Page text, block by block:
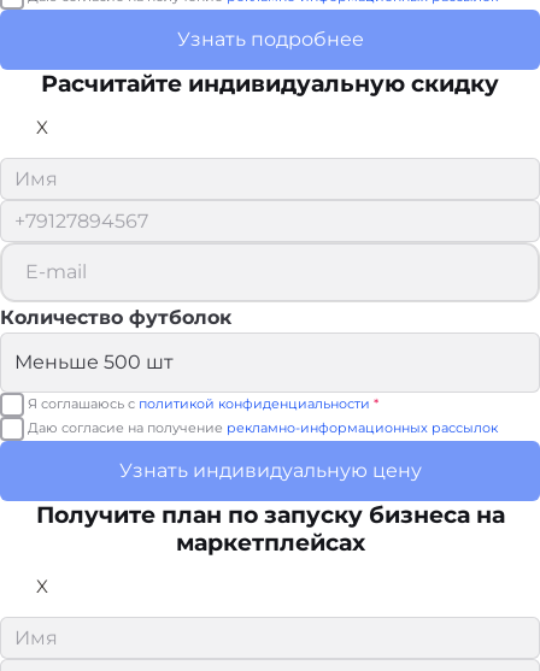
Узнать подробнее
Расчитайте индивидуальную скидку
X
Количество футболок
Я соглашаюсь с политикой конфиденциальности *
Даю согласие на получение рекламно-информационных рассылок
Узнать индивидуальную цену
Получите план по запуску бизнеса на
маркетплейсах
X